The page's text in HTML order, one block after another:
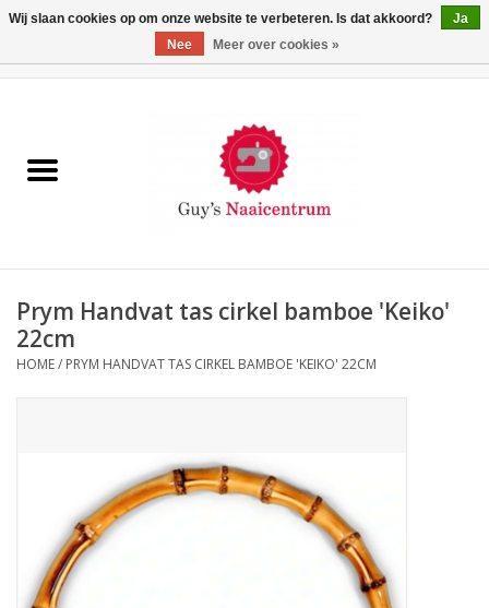
Machines
Paspoppen
Opbergsystemen
Hobby/Knutselen
Stoffen
Prym Handvat tas cirkel bamboe 'Keiko'
22cm
HOME/ PRYM HANDVAT TAS CIRKEL BAMBOE 'KEIKO' 22CM
Wij slaan cookies op om onze website te verbeteren. Is dat akkoord?
Ja
Nee
Meer over cookies »